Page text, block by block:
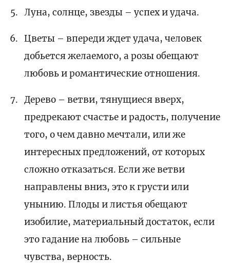
Луна, солнце, звезды – успех и удача.
Цветы – впереди ждет удача, человек
добьется желаемого, а розы обещают
любовь и романтические отношения.
Дерево – ветви, тянущиеся вверх,
предрекают счастье и радость, получение
того, о чем давно мечтали, или же
интересных предложений, от которых
сложно отказаться. Если же ветви
направлены вниз, это к грусти или
унынию. Плоды и листья обещают
изобилие, материальный достаток, если
это гадание на любовь – сильные
чувства, верность.